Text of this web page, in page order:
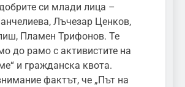
си млади лица –
Лъчезар Ценков,
Пламен Трифонов. Те
до рамо с активистите на
и гражданска квота.
фактът, че „Път на